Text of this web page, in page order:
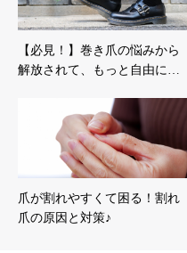
【必見！】巻き爪の悩みから
解放されて、もっと自由に…
爪が割れやすくて困る！割れ
爪の原因と対策♪